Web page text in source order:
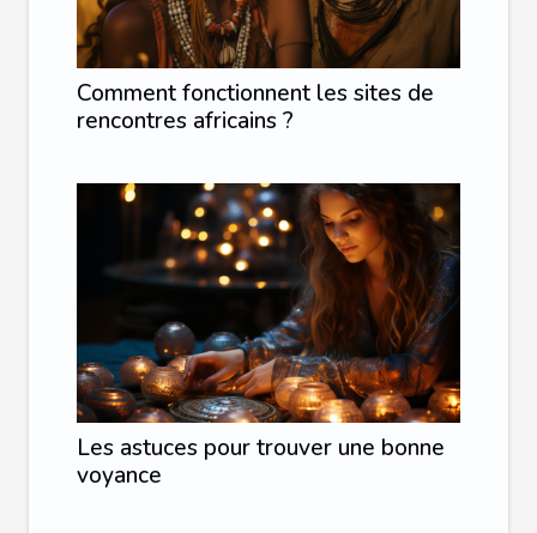
Comment fonctionnent les sites de
rencontres africains ?
Les astuces pour trouver une bonne
voyance